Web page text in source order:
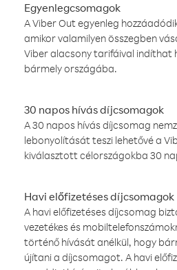
Egyenlegcsomagok
A Viber Out egyenleg
amikor valamilyen összegben
Viber alacsony tarifáival indíthat
bármely országába.
30 napos hívás díjcsomagok
A 30 napos hívás díjcsomag
lebonyolítását teszi lehetővé a
kiválasztott célországokba 30
Havi előfizetéses díjcsomagok
A havi előfizetéses díjcsomag
vezetékes és
történő hívását anélkül, hogy
újítani a díjcsomagot. A havi